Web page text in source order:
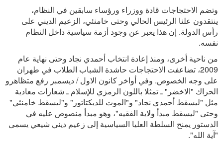
وتضم الاحتجاجات قادة ووزراء ورؤساء سابقين في النظام،
ينتقدون علنا الرئيس الحالي وحتى خامنئي، الزعيم الديني على
رأس الدولة. إن هذا يعبر عن وجود أزمة سياسية داخل النظام
نفسه.
من ناحية أخرى، ومنذ إعادة انتخاب أحمدي نجاد وحتى نهاية عام
2009، تضاعفت الاحتجاجات حاشدة الشباب الطلاب في طهران
على وجه الخصوص. وفي أواخر كانون الاول / ديسمبر رفع متظاهرو
الحراك "الاخضر" ـ تمثلا باللون الرمزي للإسلام ـ شعارات معادية
مثل "ليسقط أحمدي نجاد" و"الموت للديكتاتور" و"ليسقط خامنئي"
وحتى "ليسقط مبدأ ولاية الفقيه"، وهو مبدأ منصوص عليه في
الدستور يمنح السلطة العليا السياسية إلى زعيم ديني شيعي يسمى
"آية الله".